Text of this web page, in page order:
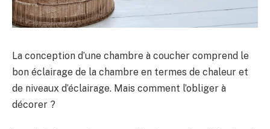
La conception d’une chambre à coucher comprend le
bon éclairage de la chambre en termes de chaleur et
de niveaux d’éclairage. Mais comment l’obliger à
décorer ?